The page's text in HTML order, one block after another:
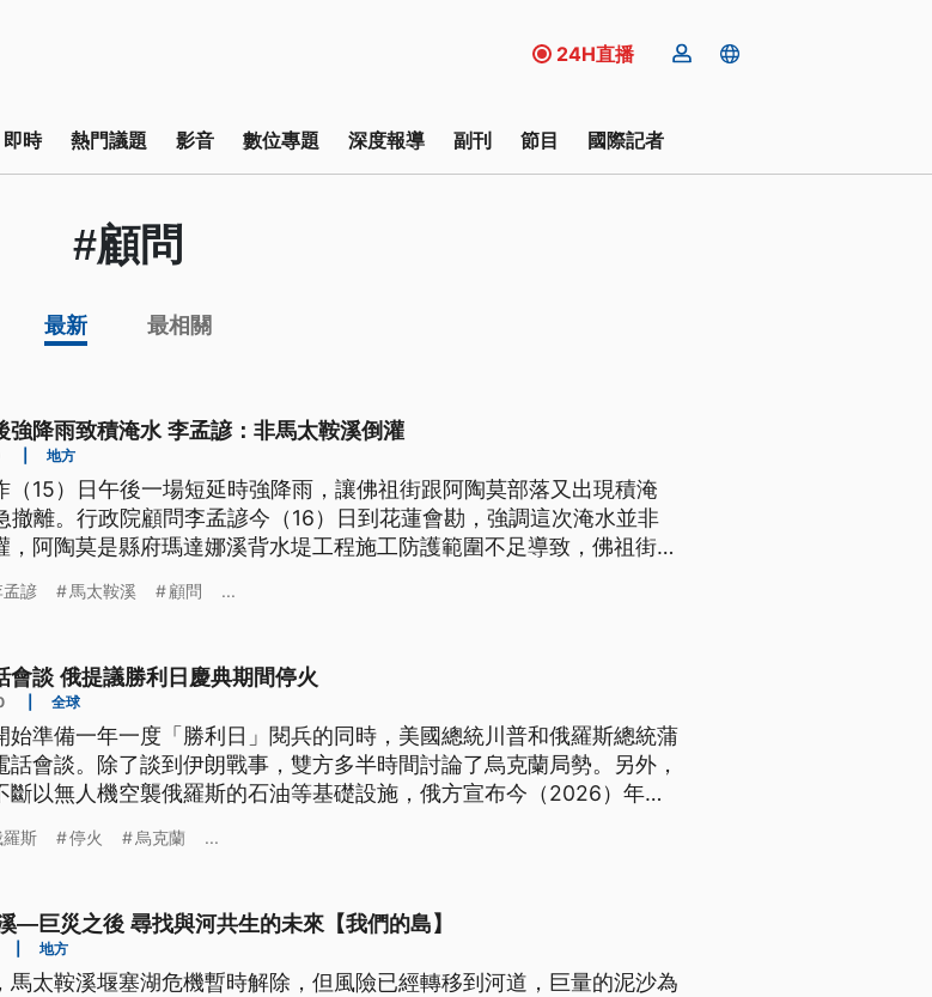
24H直播
即時 熱門議題 影音 數位專題 深度報導 副刊 節目 國際記者
#顧問
最新 最相關
強降雨致積淹水 李孟諺：非馬太鞍溪倒灌
地方
（15）日午後一場短延時強降雨，讓佛祖街跟阿陶莫部落又出現積淹
撤離。行政院顧問李孟諺今（16）日到花蓮會勘，強調這次淹水並非
，阿陶莫是縣府瑪達娜溪背水堤工程施工防護範圍不足導致，佛祖街則
孟諺 馬太鞍溪 顧問 ...
會談 俄提議勝利日慶典期間停火
全球
始準備一年一度「勝利日」閱兵的同時，美國總統川普和俄羅斯總統蒲
話會談。除了談到伊朗戰事，雙方多半時間討論了烏克蘭局勢。另外，
斷以無人機空襲俄羅斯的石油等基礎設施，俄方宣布今（2026）年的
羅斯 停火 烏克蘭 ...
—巨災之後 尋找與河共生的未來【我們的島】
地方
馬太鞍溪堰塞湖危機暫時解除，但風險已經轉移到河道，巨量的泥沙為